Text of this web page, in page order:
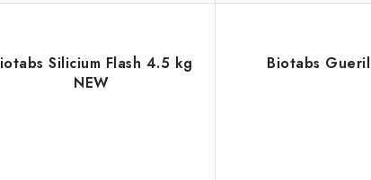
Silicium Flash 4.5 kg
NEW
Biotabs